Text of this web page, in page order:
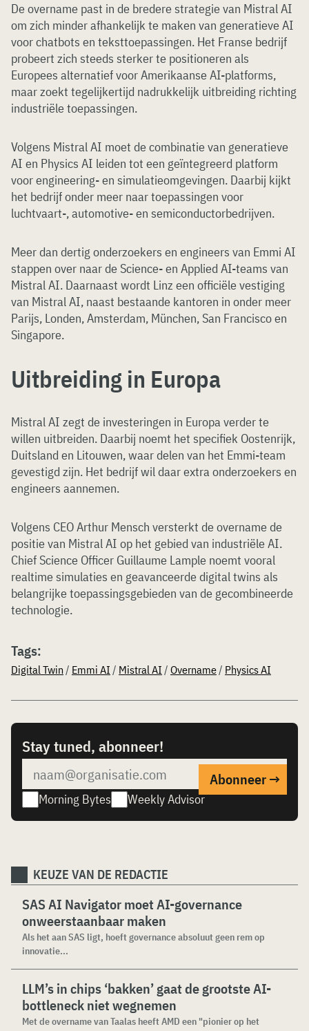
De overname past in de bredere strategie van Mistral AI
om zich minder afhankelijk te maken van generatieve AI
voor chatbots en teksttoepassingen. Het Franse bedrijf
probeert zich steeds sterker te positioneren als
Europees alternatief voor Amerikaanse AI-platforms,
maar zoekt tegelijkertijd nadrukkelijk uitbreiding richting
industriële toepassingen.
Volgens Mistral AI moet de combinatie van generatieve
AI en Physics AI leiden tot een geïntegreerd platform
voor engineering- en simulatieomgevingen. Daarbij kijkt
het bedrijf onder meer naar toepassingen voor
luchtvaart-, automotive- en semiconductorbedrijven.
Meer dan dertig onderzoekers en engineers van Emmi AI
stappen over naar de Science- en Applied AI-teams van
Mistral AI. Daarnaast wordt Linz een officiële vestiging
van Mistral AI, naast bestaande kantoren in onder meer
Parijs, Londen, Amsterdam, München, San Francisco en
Singapore.
Uitbreiding in Europa
Mistral AI zegt de investeringen in Europa verder te
willen uitbreiden. Daarbij noemt het specifiek Oostenrijk,
Duitsland en Litouwen, waar delen van het Emmi-team
gevestigd zijn. Het bedrijf wil daar extra onderzoekers en
engineers aannemen.
Volgens CEO Arthur Mensch versterkt de overname de
positie van Mistral AI op het gebied van industriële AI.
Chief Science Officer Guillaume Lample noemt vooral
realtime simulaties en geavanceerde digital twins als
belangrijke toepassingsgebieden van de gecombineerde
technologie.
Tags:
Digital Twin / Emmi AI / Mistral AI / Overname/ Physics AI
Stay tuned, abonneer!
Morning Bytes Weekly Advisor
KEUZE VAN DE REDACTIE
SAS AI Navigator moet AI-governance
onweerstaanbaar maken
Als het aan SAS ligt, hoeft governance absoluut geen rem op
innovatie...
LLM’s in chips ‘bakken’ gaat de grootste AI-
bottleneck niet wegnemen
Met de overname van Taalas heeft AMD een "pionier op het